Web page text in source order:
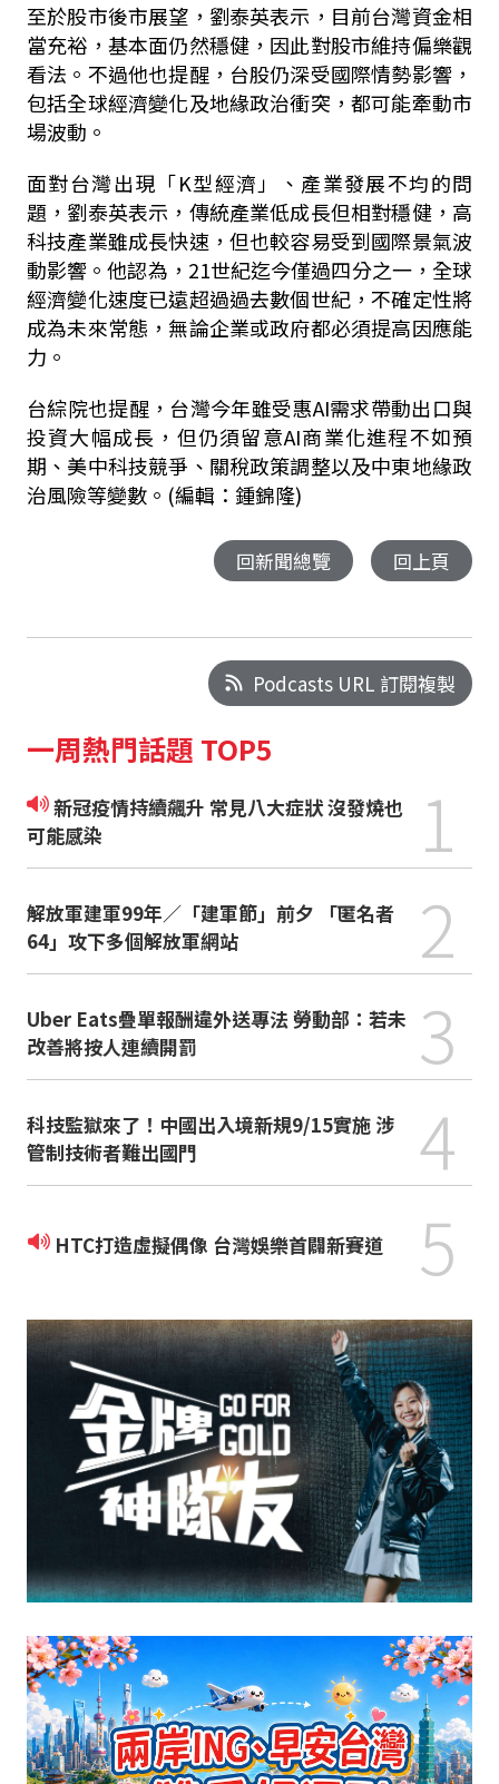
至於股市後市展望，劉泰英表示，目前台灣資金相
當充裕，基本面仍然穩健，因此對股市維持偏樂觀
看法。不過他也提醒，台股仍深受國際情勢影響，
包括全球經濟變化及地緣政治衝突，都可能牽動市
場波動。
面對台灣出現「K型經濟」、產業發展不均的問
題，劉泰英表示，傳統產業低成長但相對穩健，高
科技產業雖成長快速，但也較容易受到國際景氣波
動影響。他認為，21世紀迄今僅過四分之一，全球
經濟變化速度已遠超過過去數個世紀，不確定性將
成為未來常態，無論企業或政府都必須提高因應能
力。
台綜院也提醒，台灣今年雖受惠AI需求帶動出口與
投資大幅成長，但仍須留意AI商業化進程不如預
期、美中科技競爭、關稅政策調整以及中東地緣政
治風險等變數。(編輯：鍾錦隆)
回新聞總覽 回上頁
Podcasts URL 訂閱複製
一周熱門話題 TOP5
新冠疫情持續飆升 常見八大症狀 沒發燒也
可能感染
1
解放軍建軍99年／「建軍節」前夕 「匿名者
64」攻下多個解放軍網站
2
Uber Eats疊單報酬違外送專法 勞動部：若未
改善將按人連續開罰
3
科技監獄來了！中國出入境新規9/15實施 涉
管制技術者難出國門
4
HTC打造虛擬偶像 台灣娛樂首闢新賽道 5